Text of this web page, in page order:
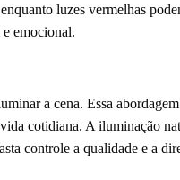
luzes vermelhas
emocional.
a cena. Essa
cotidiana. A iluminação
controle a qualidade e a